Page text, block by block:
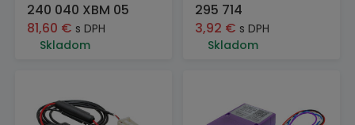
240 040 XBM 05
81,60 € s DPH
Skladom
295 714
3,92 € s DPH
Skladom